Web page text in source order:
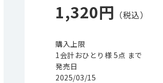
1,320円
購入上限
1会計おひとり様 5点 まで
発売日
2025/03/15